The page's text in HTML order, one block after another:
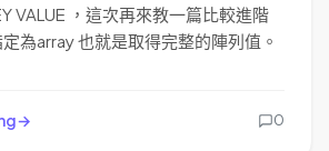
VALUE ，這次再來教一篇比較進階
為array 也就是取得完整的陣列值。
0